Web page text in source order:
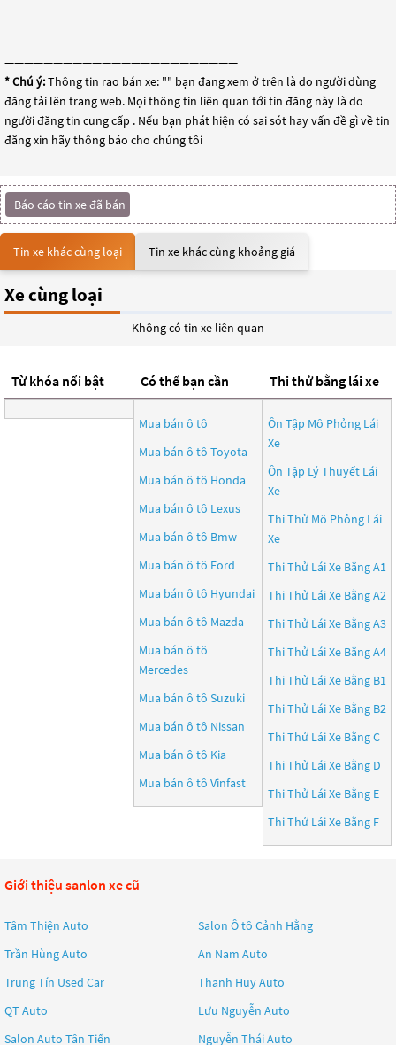
————————————————————————
* Chú ý:Thông tin rao bán xe: "" bạn đang xem ở trên là do người dùng
đăng tải lên trang web. Mọi thông tin liên quan tới tin đăng này là do
người đăng tin cung cấp . Nếu bạn phát hiện có sai sót hay vấn đề gì về tin
đăng xin hãy thông báo cho chúng tôi
Báo cáo tin xe đã bán
Tin xe khác cùng loại Tin xe khác cùng khoảng giá
Xe cùng loại
Không có tin xe liên quan
Từ khóa nổi bật Có thể bạn cần
Mua bán ô tô
Mua bán ô tô Toyota
Mua bán ô tô Honda
Mua bán ô tô Lexus
Mua bán ô tô Bmw
Mua bán ô tô Ford
Mua bán ô tô Hyundai
Mua bán ô tô Mazda
Mua bán ô tô
Mercedes
Mua bán ô tô Suzuki
Mua bán ô tô Nissan
Mua bán ô tô Kia
Mua bán ô tô Vinfast
Thi thử bằng lái xe
Ôn Tập Mô Phỏng Lái
Xe
Ôn Tập Lý Thuyết Lái
Xe
Thi Thử Mô Phỏng Lái
Xe
Thi Thử Lái Xe Bằng A1
Thi Thử Lái Xe Bằng A2
Thi Thử Lái Xe Bằng A3
Thi Thử Lái Xe Bằng A4
Thi Thử Lái Xe Bằng B1
Thi Thử Lái Xe Bằng B2
Thi Thử Lái Xe Bằng C
Thi Thử Lái Xe Bằng D
Thi Thử Lái Xe Bằng E
Thi Thử Lái Xe Bằng F
Giới thiệu sanlon xe cũ
Tâm Thiện Auto
Salon Ô tô Cảnh Hằng
Trần Hùng Auto
An Nam Auto
Trung Tín Used Car
Thanh Huy Auto
QT Auto
Lưu Nguyễn Auto
Salon Auto Tân Tiến
Nguyễn Thái Auto